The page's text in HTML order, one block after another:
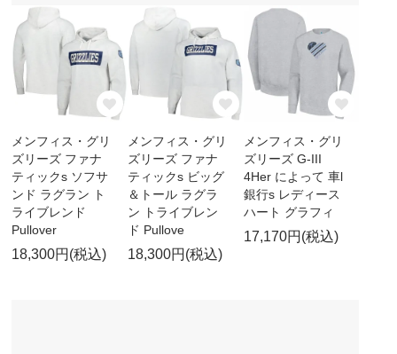
メンフィス・グリ
ズリーズ ファナ
ティックs ソフサ
ンド ラグラン ト
ライブレンド
Pullover
18,300円(税込)
メンフィス・グリ
ズリーズ ファナ
ティックs ビッグ
＆トール ラグラ
ン トライブレン
ド Pullove
18,300円(税込)
メンフィス・グリ
ズリーズ G-III
4Her によって 車l
銀行s レディース
ハート グラフィ
17,170円(税込)